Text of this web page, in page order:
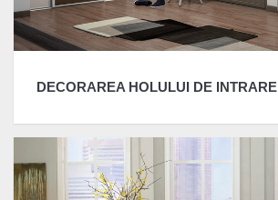
DECORAREA HOLULUI DE INTRARE